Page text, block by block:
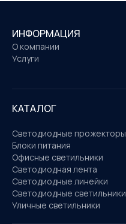
ИНФОРМАЦИЯ
О компании
Услуги
КАТАЛОГ
Светодиодные прожекторы
Блоки питания
Офисные светильники
Светодиодная лента
Светодиодные линейки
Светодиодные светильники
Уличные светильники